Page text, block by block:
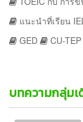
แนะนำที่เรียน
GED
CU-TEP
บทความกลุ่ม